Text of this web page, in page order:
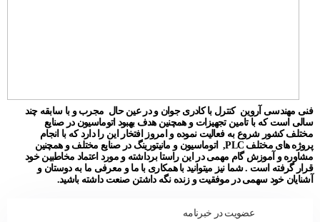
فنی مهندسی آروین کنترل با کادری جوان و در عین حال مجرب و با سابقه چند
سالی است که با تامین تجهیزات و همچنین هدف بهبود اتوماسیون در صنایع
مختلف کشور شروع به فعالیت نموده و امروز افتخار این را دارد که با انجام
پروژه های مختلف PLC, اتوماسیون و مانیتورینگ در صنایع مختلف و همچنین
مشاوره و آموزش گام مهمی در این راستا برداشته و مورد اعتماد مخاطبین خود
قرار گرفته است . شما نیز میتوانید با همکاری با ما و معرفی ما به دوستان و
آشنایان خود سهمی در موفقیت و زنده نگه داشتن صنعت داشته باشید.
عضویت در خبرنامه